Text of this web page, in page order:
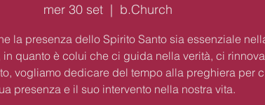
mer 30 set
  |
b.Church
la presenza dello Spirito Santo sia essenziale
quanto è colui che ci guida nella verità, ci
vogliamo dedicare del tempo alla preghiera per
presenza e il suo intervento nella nostra vita.